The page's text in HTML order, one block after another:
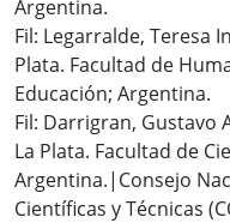
Argentina.
Fil: Legarralde, Teresa
Plata. Facultad de
Educación; Argentina.
Fil: Darrigran, Gustavo
La Plata. Facultad de
Argentina.|Consejo
Científicas y Técnicas